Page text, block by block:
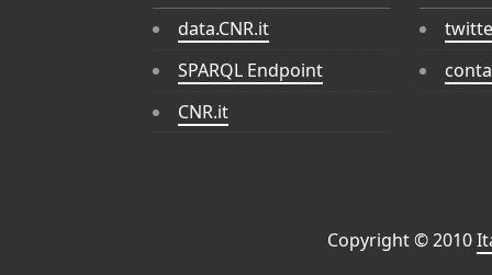
data.CNR.it
SPARQL Endpoint
CNR.it
Copyright © 2010